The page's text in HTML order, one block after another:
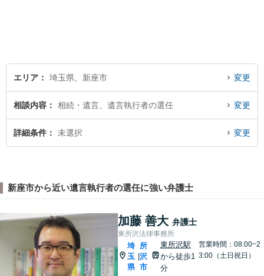
エリア 埼玉県、新座市 変更
相談内容 相続・遺言、遺言執行者の選任 変更
詳細条件 未選択 変更
新座市から近い遺言執行者の選任に強い弁護士
加藤 善大 弁護士
東所沢法律事務所
埼
玉
県
|
所
沢
市
東所沢駅
から徒歩1
分
営業時間：08:00~2
3:00（土日祝日）